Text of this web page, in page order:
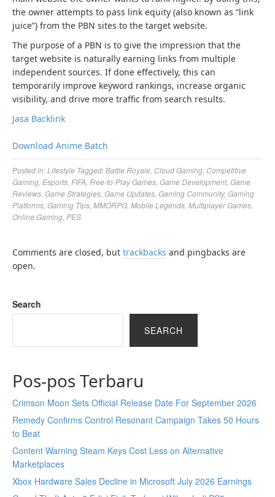
the owner attempts to pass link equity (also known as “link
juice”) from the PBN sites to the target website.
The purpose of a PBN is to give the impression that the
target website is naturally earning links from multiple
independent sources. If done effectively, this can
temporarily improve keyword rankings, increase organic
visibility, and drive more traffic from search results.
Jasa Backlink
Download Anime Batch
Posted in:Lifestyle Tagged:Battle Royale Cloud Gaming Competitive
Gaming Esports FIFA Free-to-Play Games Game Development, Game
Reviews Game Strategies Game Updates Gaming Community, Gaming
Platforms Gaming Tips MMORPG Mobile Legends Multiplayer Games
Online Gaming PES
Comments are closed, but trackbacks and pingbacks are
open.
Search
SEARCH
Pos-pos Terbaru
Crimson Moon Sets Official Release Date For September 2026
Remedy Confirms Control Resonant Campaign Takes 50 Hours
to Beat
Content Warning Steam Keys Cost Less on Alternative
Marketplaces
Xbox Hardware Sales Decline in Microsoft July 2026 Earnings